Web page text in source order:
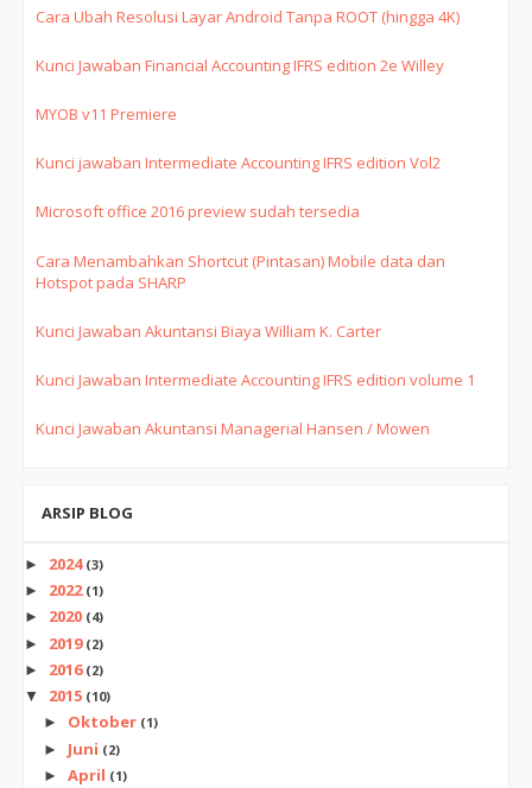
Cara Ubah Resolusi Layar Android Tanpa ROOT (hingga 4K)
Kunci Jawaban Financial Accounting IFRS edition 2e Willey
MYOB v11 Premiere
Kunci jawaban Intermediate Accounting IFRS edition Vol2
Microsoft office 2016 preview sudah tersedia
Cara Menambahkan Shortcut (Pintasan) Mobile data dan
Hotspot pada SHARP
Kunci Jawaban Akuntansi Biaya William K. Carter
Kunci Jawaban Intermediate Accounting IFRS edition volume 1
Kunci Jawaban Akuntansi Managerial Hansen / Mowen
ARSIP BLOG
► 2024 (3)
► 2022 (1)
► 2020 (4)
► 2019 (2)
► 2016 (2)
▼ 2015 (10)
► Oktober (1)
► Juni (2)
► April (1)